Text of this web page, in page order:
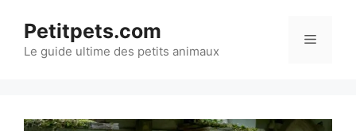
contenu
Petitpets.com
Le guide ultime des petits animaux
Menu